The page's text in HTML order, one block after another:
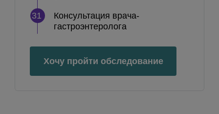
31
Консультация врача-
гастроэнтеролога
Хочу пройти обследование